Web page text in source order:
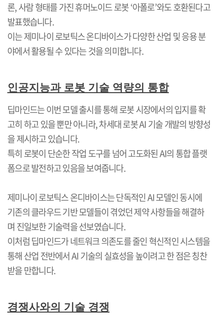
론,사람 형태를 가진 휴머노이드 로봇‘아폴로’와도 호환된다고
발표했습니다.
이는 제미나이 로보틱스 온디바이스가 다양한 산업 및 응용 분
야에서 활용될 수 있다는 것을 의미합니다.
인공지능과 로봇 기술 역량의 통합
딥마인드는 이번 모델 출시를 통해 로봇 시장에서의 입지를 확
고히 하고 있을 뿐만 아니라,차세대 로봇AI기술 개발의 방향성
을 제시하고 있습니다.
특히 로봇이 단순한 작업 도구를 넘어 고도화된AI의 통합 플랫
폼으로 발전하고 있음을 보여줍니다.
제미나이 로보틱스 온디바이스는 단독적인AI모델인 동시에
기존의 클라우드 기반 모델들이 겪었던 제약 사항들을 해결하
며 진일보한 기술력을 선보였습니다.
이처럼 딥마인드가 네트워크 의존도를 줄인 혁신적인 시스템을
통해 산업 전반에서AI기술의 실효성을 높이려고 한 점은 칭찬
받을 만합니다.
경쟁사와의 기술 경쟁